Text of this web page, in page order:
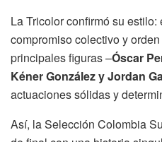
La Tricolor confirmó su
compromiso colectivo y
principales figuras –Óscar
Kéner González y Jordan
actuaciones sólidas y
Así, la Selección Colombia